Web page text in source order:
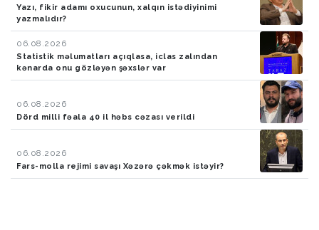
Yazı, fikir adamı oxucunun, xalqın istədiyinimi
yazmalıdır?
06.08.2026
Statistik məlumatları açıqlasa, iclas zalından
kənarda onu gözləyən şəxslər var
06.08.2026
Dörd milli fəala 40 il həbs cəzası verildi
06.08.2026
Fars-molla rejimi savaşı Xəzərə çəkmək istəyir?